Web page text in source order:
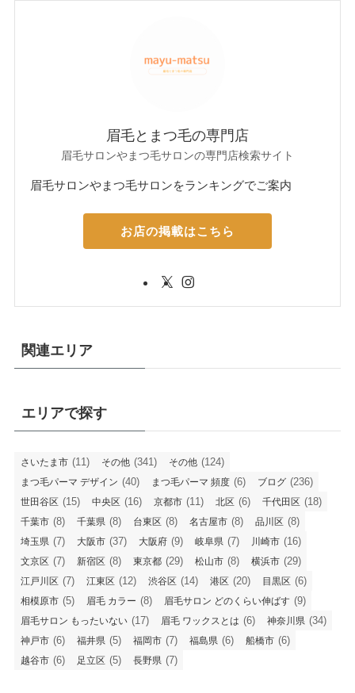
眉毛とまつ毛の専門店
眉毛サロンやまつ毛サロンの専門店検索サイト
眉毛サロンやまつ毛サロンをランキングでご案内
お店の掲載はこちら
関連エリア
エリアで探す
さいたま市 (11) その他 (341) その他 (124)
まつ毛パーマ デザイン (40) まつ毛パーマ 頻度 (6) ブログ (236)
世田谷区 (15) 中央区 (16) 京都市 (11) 北区 (6) 千代田区 (18)
千葉市 (8) 千葉県 (8) 台東区 (8) 名古屋市 (8) 品川区 (8)
埼玉県 (7) 大阪市 (37) 大阪府 (9) 岐阜県 (7) 川崎市 (16)
文京区 (7) 新宿区 (8) 東京都 (29) 松山市 (8) 横浜市 (29)
江戸川区 (7) 江東区 (12) 渋谷区 (14) 港区 (20) 目黒区 (6)
相模原市 (5) 眉毛 カラー (8) 眉毛サロン どのくらい伸ばす (9)
眉毛サロン もったいない (17) 眉毛 ワックスとは (6) 神奈川県 (34)
神戸市 (6) 福井県 (5) 福岡市 (7) 福島県 (6) 船橋市 (6)
越谷市 (6) 足立区 (5) 長野県 (7)